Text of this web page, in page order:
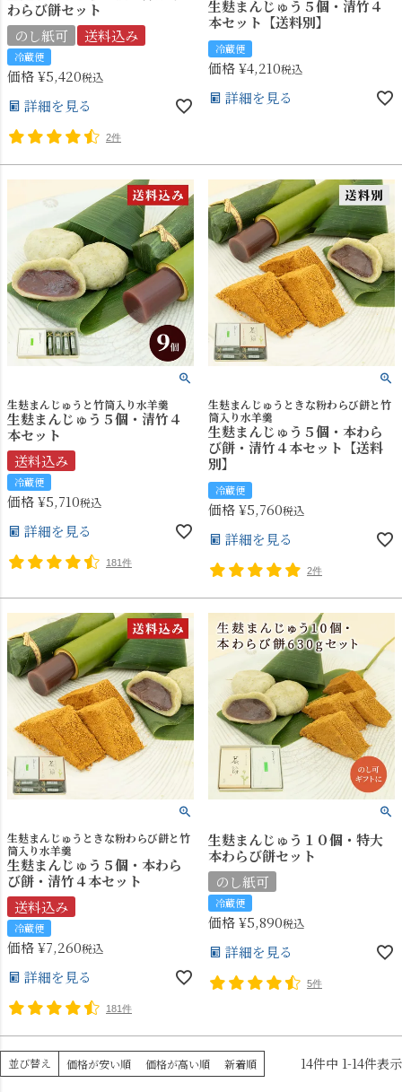
わらび餅セット
のし紙可
送料込み
冷蔵便
価格¥5,420税込
詳細を見る
2件
生麩まんじゅう５個・清竹４
本セット【送料別】
冷蔵便
価格¥4,210税込
詳細を見る
生麸まんじゅうと竹筒入り水羊羹
生麩まんじゅう５個・清竹４
本セット
送料込み
冷蔵便
価格¥5,710税込
詳細を見る
181件
生麸まんじゅうときな粉わらび餅と竹
筒入り水羊羹
生麩まんじゅう５個・本わら
び餅・清竹４本セット【送料
別】
冷蔵便
価格¥5,760税込
詳細を見る
2件
生麸まんじゅうときな粉わらび餅と竹
筒入り水羊羹
生麩まんじゅう５個・本わら
び餅・清竹４本セット
送料込み
冷蔵便
価格¥7,260税込
詳細を見る
181件
生麩まんじゅう１０個・特大
本わらび餅セット
のし紙可
冷蔵便
価格¥5,890税込
詳細を見る
5件
並び替え 価格が安い順 価格が高い順 新着順 14件中 1-14件表示